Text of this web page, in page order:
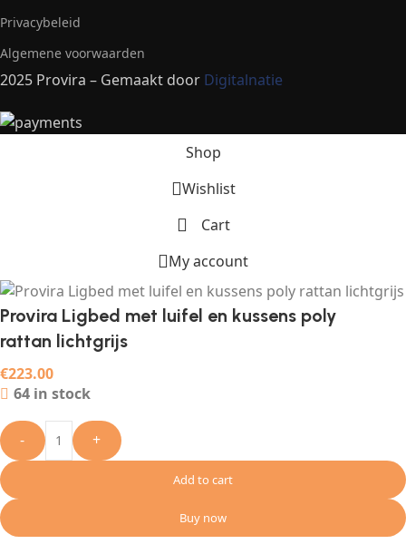
Privacybeleid
Algemene voorwaarden
2025 Provira – Gemaakt door Digitalnatie
Shop
Wishlist
Cart
My account
Provira Ligbed met luifel en kussens poly
rattan lichtgrijs
€223.00
64 in stock
- +
Add to cart
Buy now